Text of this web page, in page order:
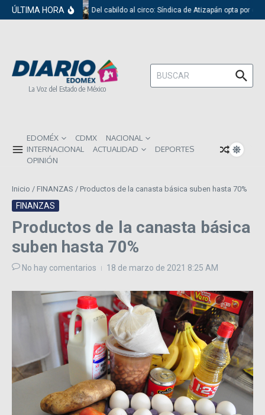
Saltar al contenido
ÚLTIMA HORA Del cabildo al circo: Síndica de Atizapán opta por el
La Voz del Estado de México
Buscar:
EDOMÉX CDMX
NACIONAL
INTERNACIONAL
ACTUALIDAD
DEPORTES
OPINIÓN
Inicio / FINANZAS / Productos de la canasta básica suben hasta 70%
FINANZAS
Productos de la canasta básica
suben hasta 70%
No hay comentarios 18 de marzo de 2021 8:25 AM